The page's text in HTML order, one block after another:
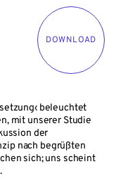
DOWNLOAD
beleuchtet
mit unserer Studie
der
nach begrüßten
sich; uns scheint